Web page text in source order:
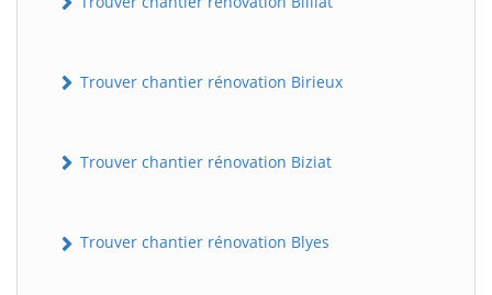
Trouver chantier rénovation Birieux
Trouver chantier rénovation Biziat
Trouver chantier rénovation Blyes